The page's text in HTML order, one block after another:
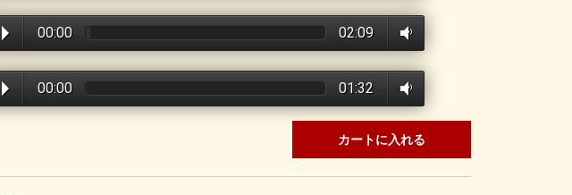
00:00 02:09
00:00 01:32
カートに入れる